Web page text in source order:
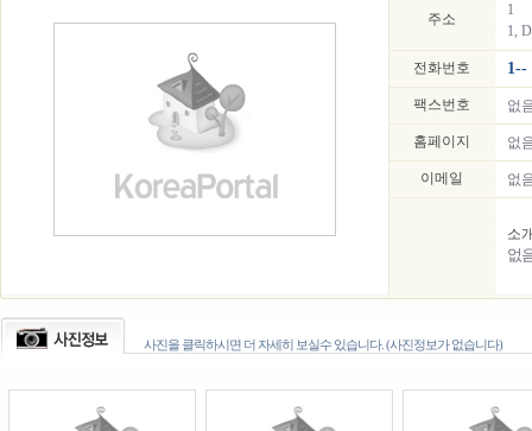
주소
1
1,
전화번호 1--
팩스번호 없
홈페이지 없
이메일 없
소
없
사진을 클릭하시면 더 자세히 보실수 있습니다. (사진정보가 없습니다)